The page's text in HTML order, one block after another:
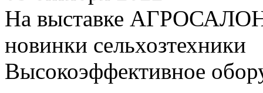
На выставке
новинки сельхозтехники
Высокоэффективное